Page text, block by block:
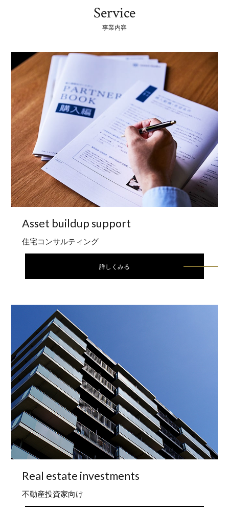
Service
事業内容
Asset buildupsupport
住宅コンサルティング
詳しくみる
Real estate investments
不動産投資家向け